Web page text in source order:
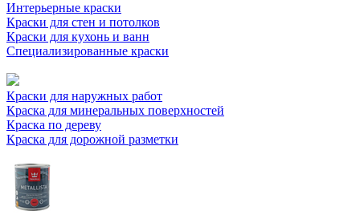
Интерьерные краски
Краски для стен и потолков
Краски для кухонь и ванн
Специализированные краски
Краски для наружных работ
Краска для минеральных поверхностей
Краска по дереву
Краска для дорожной разметки